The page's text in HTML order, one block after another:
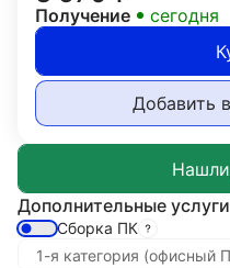
Получение
сегодня
Добавить
Дополнительные
Сборка ПК